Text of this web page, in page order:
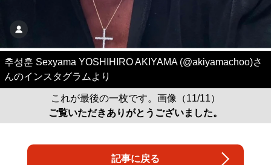
추성훈 Sexyama YOSHIHIRO AKIYAMA (@akiyamachoo)さ
んのインスタグラムより
これが最後の一枚です。画像（11/11）
ご覧いただきありがとうございました。
記事に戻る